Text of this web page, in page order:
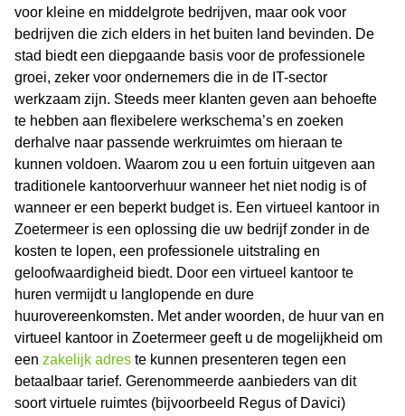
voor kleine en middelgrote bedrijven, maar ook voor
bedrijven die zich elders in het buiten land bevinden. De
stad biedt een diepgaande basis voor de professionele
groei, zeker voor ondernemers die in de IT-sector
werkzaam zijn. Steeds meer klanten geven aan behoefte
te hebben aan flexibelere werkschema’s en zoeken
derhalve naar passende werkruimtes om hieraan te
kunnen voldoen. Waarom zou u een fortuin uitgeven aan
traditionele kantoorverhuur wanneer het niet nodig is of
wanneer er een beperkt budget is. Een virtueel kantoor in
Zoetermeer is een oplossing die uw bedrijf zonder in de
kosten te lopen, een professionele uitstraling en
geloofwaardigheid biedt. Door een virtueel kantoor te
huren vermijdt u langlopende en dure
huurovereenkomsten. Met ander woorden, de huur van en
virtueel kantoor in Zoetermeer geeft u de mogelijkheid om
een zakelijk adres te kunnen presenteren tegen een
betaalbaar tarief. Gerenommeerde aanbieders van dit
soort virtuele ruimtes (bijvoorbeeld Regus of Davici)